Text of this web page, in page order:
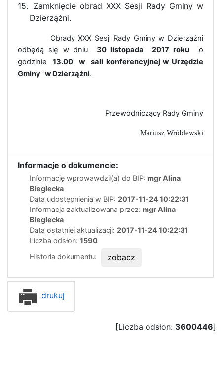
15.
Zamknięcie obrad XXX Sesji Rady Gminy w
Dzierzążni.
Obrady XXX Sesji Rady Gminy w Dzierzążni
odbędą się w dniu
30 listopada 2017 roku
o
godzinie
13.00 w
sali konferencyjnej w Urzędzie
Gminy w Dzierzążni.
Przewodniczący Rady Gminy
Mariusz Wróblewski
Informacje o dokumencie:
Informację wprowawdził(a) do BIP: mgr Alina
Bieglecka
Data udostępnienia w BIP: 2017-11-24 10:22:31
Informacja zaktualizowana przez: mgr Alina
Bieglecka
Data ostatniej aktualizacji: 2017-11-24 10:22:31
Liczba odsłon: 1590
Historia dokumentu:
zobacz
drukuj
[Liczba odsłon: 3600446]